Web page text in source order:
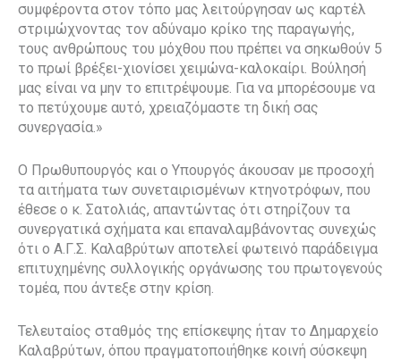
συμφέροντα στον τόπο μας λειτούργησαν ως καρτέλ
στριμώχνοντας τον αδύναμο κρίκο της παραγωγής,
τους ανθρώπους του μόχθου που πρέπει να σηκωθούν 5
το πρωί βρέξει-χιονίσει χειμώνα-καλοκαίρι. Βούλησή
μας είναι να μην το επιτρέψουμε. Για να μπορέσουμε να
το πετύχουμε αυτό, χρειαζόμαστε τη δική σας
συνεργασία.»
Ο Πρωθυπουργός και ο Υπουργός άκουσαν με προσοχή
τα αιτήματα των συνεταιρισμένων κτηνοτρόφων, που
έθεσε ο κ. Σατολιάς, απαντώντας ότι στηρίζουν τα
συνεργατικά σχήματα και επαναλαμβάνοντας συνεχώς
ότι ο Α.Γ.Σ. Καλαβρύτων αποτελεί φωτεινό παράδειγμα
επιτυχημένης συλλογικής οργάνωσης του πρωτογενούς
τομέα, που άντεξε στην κρίση.
Τελευταίος σταθμός της επίσκεψης ήταν το Δημαρχείο
Καλαβρύτων, όπου πραγματοποιήθηκε κοινή σύσκεψη